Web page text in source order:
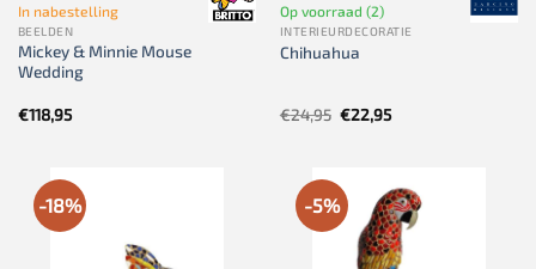
In nabestelling
BEELDEN
Mickey & Minnie Mouse
Wedding
€118,95
Op voorraad (2)
INTERIEURDECORATIE
Chihuahua
€24,95 Oorspronkelijke
prijs
€22,95Huidige
-18% -5%